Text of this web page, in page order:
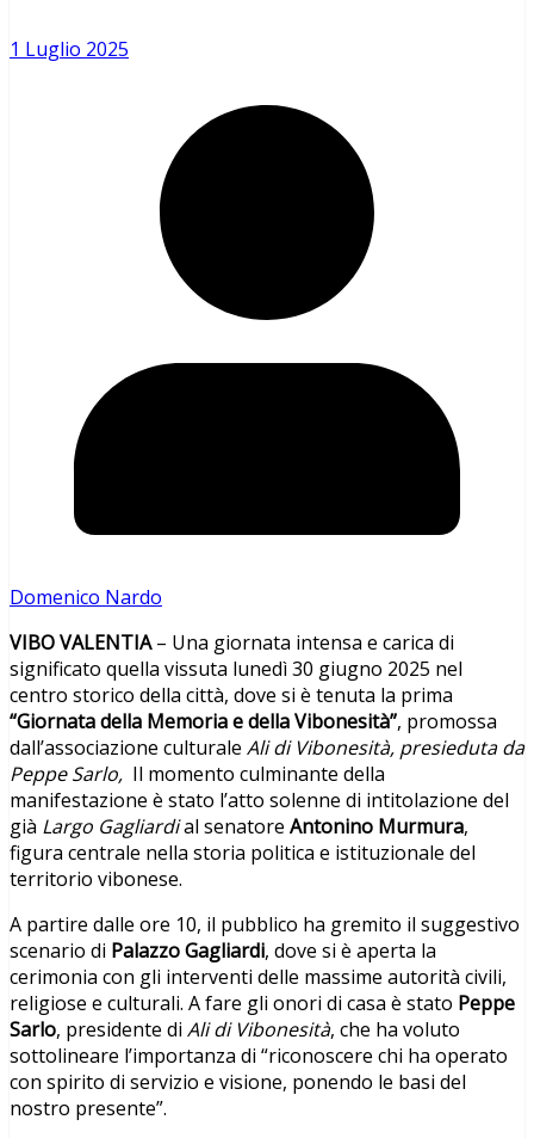
1 Luglio 2025
Domenico Nardo
VIBO VALENTIA– Una giornata intensa e carica di
significato quella vissuta lunedì 30 giugno 2025 nel
centro storico della città, dove si è tenuta la prima
“Giornata della Memoria e della Vibonesità”, promossa
dall’associazione culturale Ali di Vibonesità, presieduta da
Peppe Sarlo, Il momento culminante della
manifestazione è stato l’atto solenne di intitolazione del
già Largo Gagliardial senatore Antonino Murmura,
figura centrale nella storia politica e istituzionale del
territorio vibonese.
A partire dalle ore 10, il pubblico ha gremito il suggestivo
scenario di Palazzo Gagliardi, dove si è aperta la
cerimonia con gli interventi delle massime autorità civili,
religiose e culturali. A fare gli onori di casa è stato Peppe
Sarlo, presidente di Ali di Vibonesità, che ha voluto
sottolineare l’importanza di “riconoscere chi ha operato
con spirito di servizio e visione, ponendo le basi del
nostro presente”.